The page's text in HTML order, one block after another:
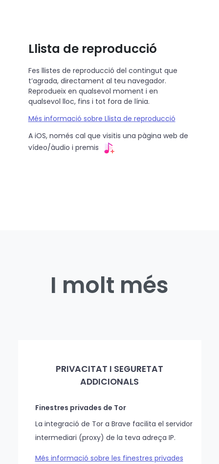
Llista de reproducció
Fes llistes de reproducció del contingut que
t’agrada, directament al teu navegador.
Reprodueix en qualsevol moment i en
qualsevol lloc, fins i tot fora de línia.
Més informació sobre Llista de reproducció
A iOS, només cal que visitis una pàgina web de
vídeo/àudio i premis
I molt més
PRIVACITAT I SEGURETAT
ADDICIONALS
Finestres privades de Tor
La integració de Tor a Brave facilita el servidor
intermediari (proxy) de la teva adreça IP.
Més informació sobre les finestres privades